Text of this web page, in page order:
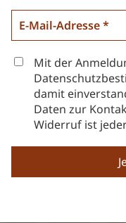
Mit der
damit
Daten zur
Widerruf ist